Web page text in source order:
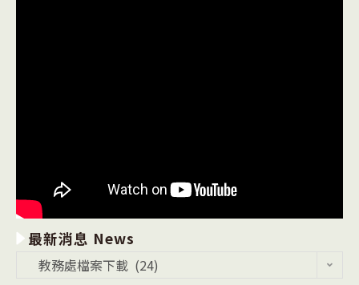
最新消息 News
教務處檔案下載 (24)